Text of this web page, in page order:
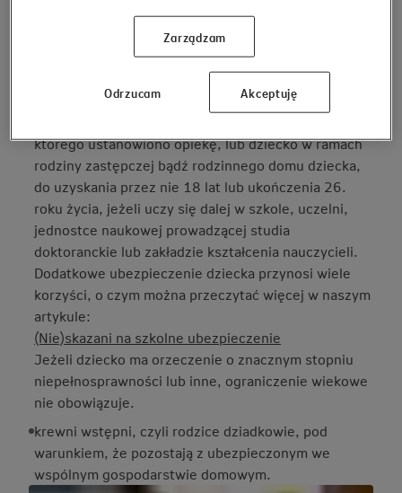
podstawie umowy o dzieło lub nie wykonuje żadnej
pracy i nie ma prawa do zasiłków,
dziecko własne, dziecko małżonka, dziecko
którego ustanowiono opiekę, lub dziecko w ramach
rodziny zastępczej bądź rodzinnego domu dziecka,
do uzyskania przez nie 18 lat lub ukończenia 26.
roku życia, jeżeli uczy się dalej w szkole, uczelni,
jednostce naukowej prowadzącej studia
doktoranckie lub zakładzie kształcenia nauczycieli.
Dodatkowe ubezpieczenie dziecka przynosi wiele
korzyści, o czym można przeczytać więcej w naszym
artykule:
(Nie)skazani na szkolne ubezpieczenie
Jeżeli dziecko ma orzeczenie o znacznym stopniu
niepełnosprawności lub inne, ograniczenie wiekowe
nie obowiązuje.
krewni wstępni, czyli rodzice dziadkowie, pod
warunkiem, że pozostają z ubezpieczonym we
wspólnym gospodarstwie domowym.
Zarządzam
Odrzucam Akceptuję